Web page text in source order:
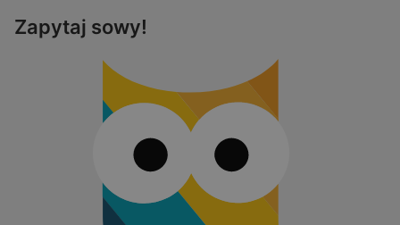
Zapytaj sowy!